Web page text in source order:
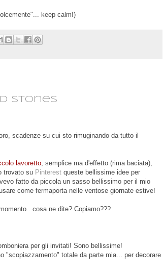
keep calm!)
stones
scadenze su cui sto rimuginando da tutto il
lavoretto , semplice ma d'effetto (rima baciata),
trovato su Pinterest queste bellissime idee per
fatto da piccola un sasso bellissimo per il mio
come fermaporta nelle ventose giornate estive!
cosa ne dite? Copiamo???
per gli invitati! Sono bellissime!
"scopiazzamento" totale da parte mia... per decorare